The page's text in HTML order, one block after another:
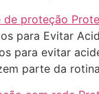
para Evitar
para evitar
parte da